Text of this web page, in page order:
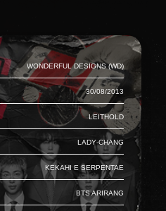
Wonderful Designs (WD)
30/08/2013
Leithold
Lady-Chang
Kekahi e Serpentae
BTS Arirang